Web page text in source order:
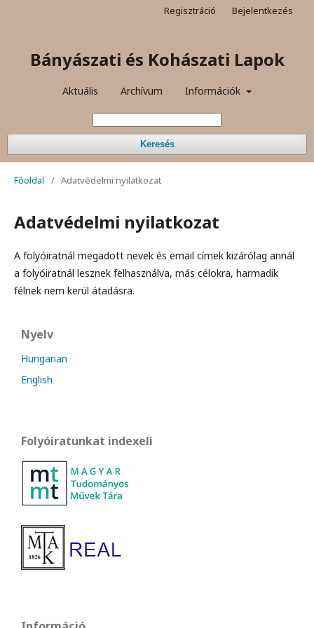
Bányászati és Kohászati Lapok
Aktuális Archívum Információk
Keresés
Regisztráció Bejelentkezés
Főoldal / Adatvédelmi nyilatkozat
Adatvédelmi nyilatkozat
A folyóiratnál megadott nevek és email címek kizárólag annál
a folyóiratnál lesznek felhasználva, más célokra, harmadik
félnek nem kerül átadásra.
Nyelv
Hungarian
English
Folyóiratunkat indexeli